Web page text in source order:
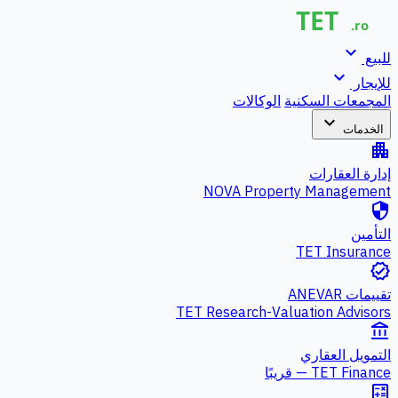
للبيع expand_more
للإيجار expand_more
المجمعات السكنية الوكالات
الخدمات expand_more
apartment
إدارة العقارات
NOVA Property Management
security
التأمين
TET Insurance
verified
تقييمات ANEVAR
TET Research-Valuation Advisors
account_balance
التمويل العقاري
TET Finance — قريبًا
calculate